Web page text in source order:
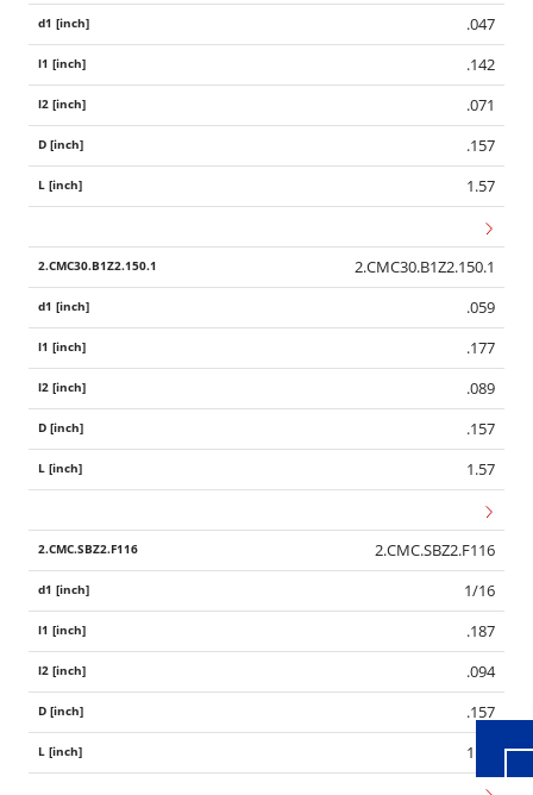
.047
.142
.071
.157
1.57
2.CMC30.B1Z2.150.1
.059
.177
.089
.157
1.57
2.CMC.SBZ2.F116
1/16
.187
.094
.157
1.57